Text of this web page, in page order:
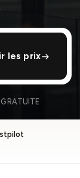
les prix